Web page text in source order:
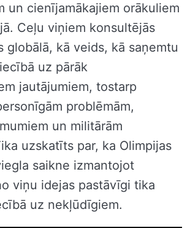
un cienījamākajiem orākuliem
Ceļu viņiem konsultējās
globālā, kā veids, kā saņemtu
uz pārāk
jautājumiem, tostarp
problēmām,
un militārām
uzskatīts par, ka Olimpijas
saikne izmantojot
viņu idejas pastāvīgi tika
uz nekļūdīgiem.